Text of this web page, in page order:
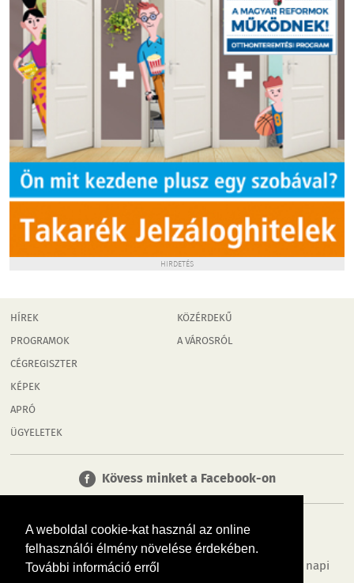
A weboldal cookie-kat használ az online
felhasználói élmény növelése érdekében.
További információ erről
HIRDETÉS
HÍREK
PROGRAMOK
CÉGREGISZTER
KÉPEK
APRÓ
ÜGYELETEK
KÖZÉRDEKŰ
A VÁROSRÓL
Kövess minket a Facebook-on
Tudj meg többet városodról! Hírek, programok, képek, napi